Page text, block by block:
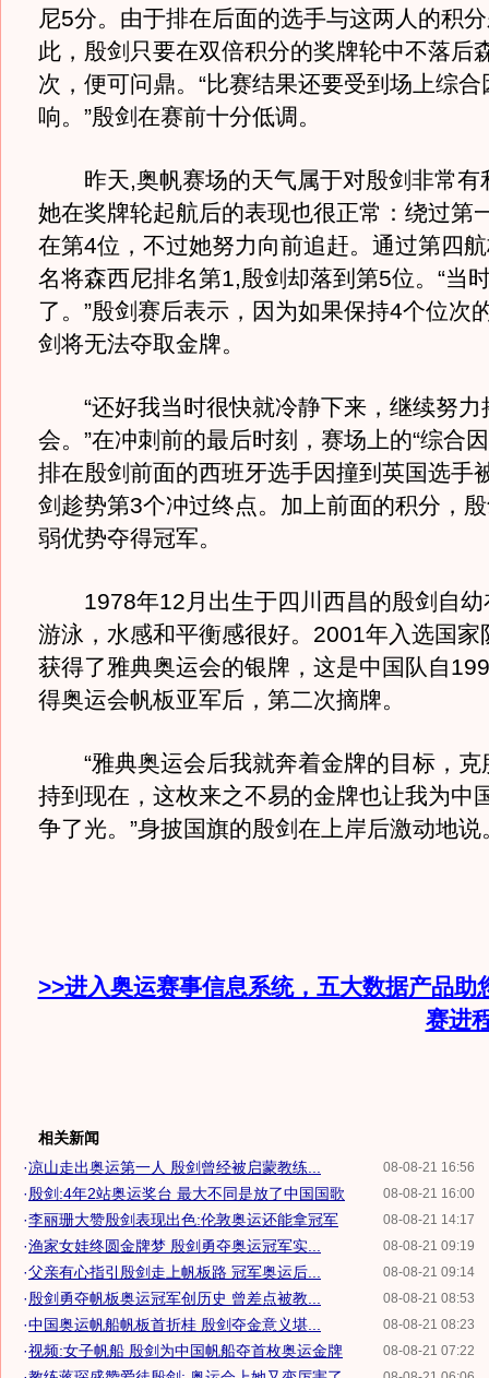
尼5分。由于排在后面的选手与这两人的积
此，殷剑只要在双倍积分的奖牌轮中不落后
次，便可问鼎。“比赛结果还要受到场上综合
响。”殷剑在赛前十分低调。
昨天,奥帆赛场的天气属于对殷剑非常有
她在奖牌轮起航后的表现也很正常：绕过第
在第4位，不过她努力向前追赶。通过第四
名将森西尼排名第1,殷剑却落到第5位。“当
了。”殷剑赛后表示，因为如果保持4个位次
剑将无法夺取金牌。
“还好我当时很快就冷静下来，继续努力
会。”在冲刺前的最后时刻，赛场上的“综合
排在殷剑前面的西班牙选手因撞到英国选手
剑趁势第3个冲过终点。加上前面的积分，
弱优势夺得冠军。
1978年12月出生于四川西昌的殷剑自幼
游泳，水感和平衡感很好。2001年入选国家
获得了雅典奥运会的银牌，这是中国队自
得奥运会帆板亚军后，第二次摘牌。
“雅典奥运会后我就奔着金牌的目标，克
持到现在，这枚来之不易的金牌也让我为中
争了光。”身披国旗的殷剑在上岸后激动地说
>>进入奥运赛事信息系统，五大数据产品助
赛进
相关新闻
08-08-21 16:56
·凉山走出奥运第一人 殷剑曾经被启蒙教练...
08-08-21 16:00
·殷剑:4年2站奥运奖台 最大不同是放了中国国歌
08-08-21 14:17
·李丽珊大赞殷剑表现出色:伦敦奥运还能拿冠军
08-08-21 09:19
·渔家女娃终圆金牌梦 殷剑勇夺奥运冠军实...
08-08-21 09:14
·父亲有心指引殷剑走上帆板路 冠军奥运后...
08-08-21 08:53
·殷剑勇夺帆板奥运冠军创历史 曾差点被教...
08-08-21 08:23
·中国奥运帆船帆板首折桂 殷剑夺金意义堪...
08-08-21 07:22
·视频:女子帆船 殷剑为中国帆船夺首枚奥运金牌